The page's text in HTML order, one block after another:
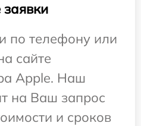
по телефону или
сайте
Apple. Наш
на Ваш запрос
и сроков